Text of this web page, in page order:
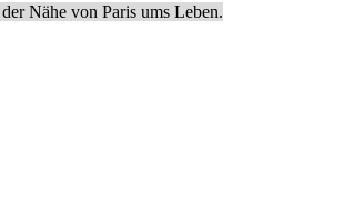
Nähe von Paris ums Leben.